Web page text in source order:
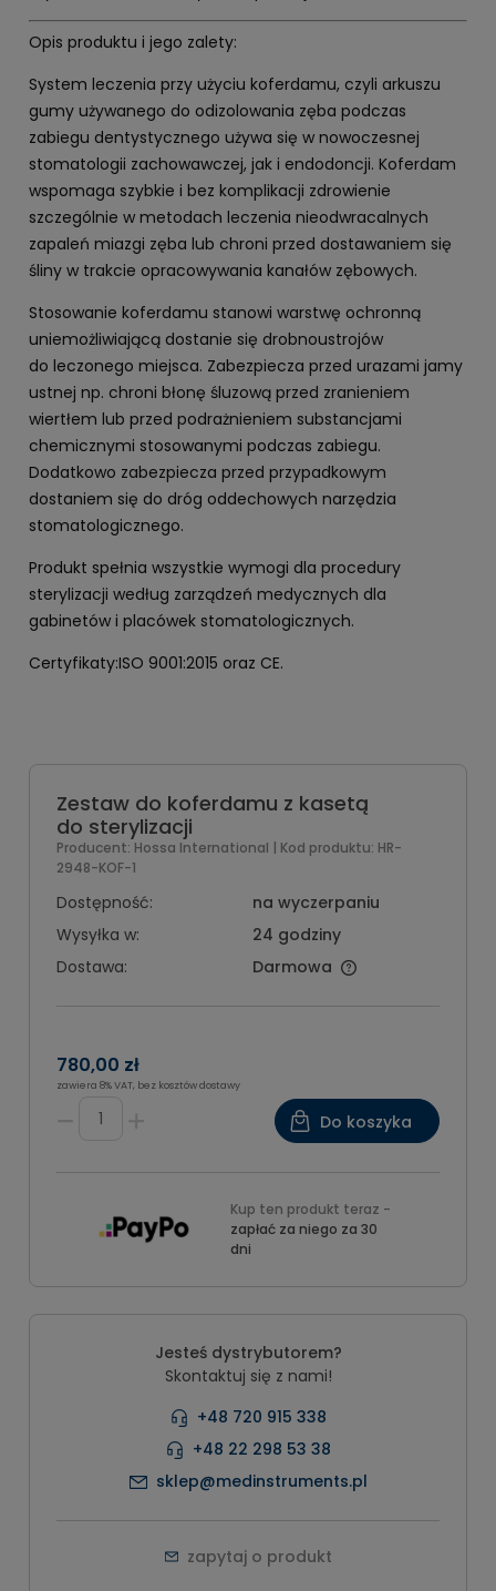
Opis produktu i jego zalety:
System leczenia przy użyciu koferdamu, czyli arkuszu
gumy używanego do odizolowania zęba podczas
zabiegu dentystycznego używa się w nowoczesnej
stomatologii zachowawczej, jak i endodoncji. Koferdam
wspomaga szybkie i bez komplikacji zdrowienie
szczególnie w metodach leczenia nieodwracalnych
zapaleń miazgi zęba lub chroni przed dostawaniem się
śliny w trakcie opracowywania kanałów zębowych.
Stosowanie koferdamu stanowi warstwę ochronną
uniemożliwiającą dostanie się drobnoustrojów
do leczonego miejsca. Zabezpiecza przed urazami jamy
ustnej np. chroni błonę śluzową przed zranieniem
wiertłem lub przed podrażnieniem substancjami
chemicznymi stosowanymi podczas zabiegu.
Dodatkowo zabezpiecza przed przypadkowym
dostaniem się do dróg oddechowych narzędzia
stomatologicznego.
Produkt spełnia wszystkie wymogi dla procedury
sterylizacji według zarządzeń medycznych dla
gabinetów i placówek stomatologicznych.
Certyfikaty:ISO 9001:2015 oraz CE.
Zestaw do koferdamu z kasetą
do sterylizacji
Producent: Hossa International | Kod produktu: HR-
2948-KOF-1
Dostępność:
na wyczerpaniu
Wysyłka w:
24 godziny
Dostawa:
Darmowa
780,00 zł
zawiera 8% VAT, bez kosztów dostawy
Do koszyka
Kup ten produkt teraz -
zapłać za niego za 30
dni
Jesteś dystrybutorem?
Skontaktuj się z nami!
+48 720 915 338
+48 22 298 53 38
sklep@medinstruments.pl
zapytaj o produkt